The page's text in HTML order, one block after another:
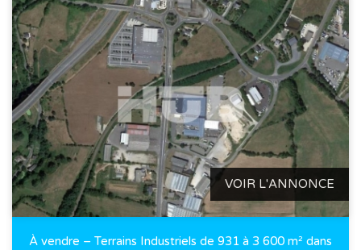
VOIR L'ANNONCE
À vendre – Terrains Industriels de 931 à 3 600 m² dans